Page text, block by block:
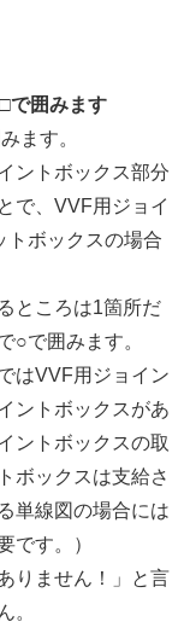
で囲みます
ます。
ントボックス部分
で、VVF用ジョイ
トボックスの場合
ところは1箇所だ
○で囲みます。
はVVF用ジョイン
ントボックスがあ
ントボックスの取
ボックスは支給さ
単線図の場合には
です。）
りません！」と言
。